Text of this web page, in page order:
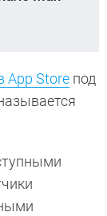
App Store под